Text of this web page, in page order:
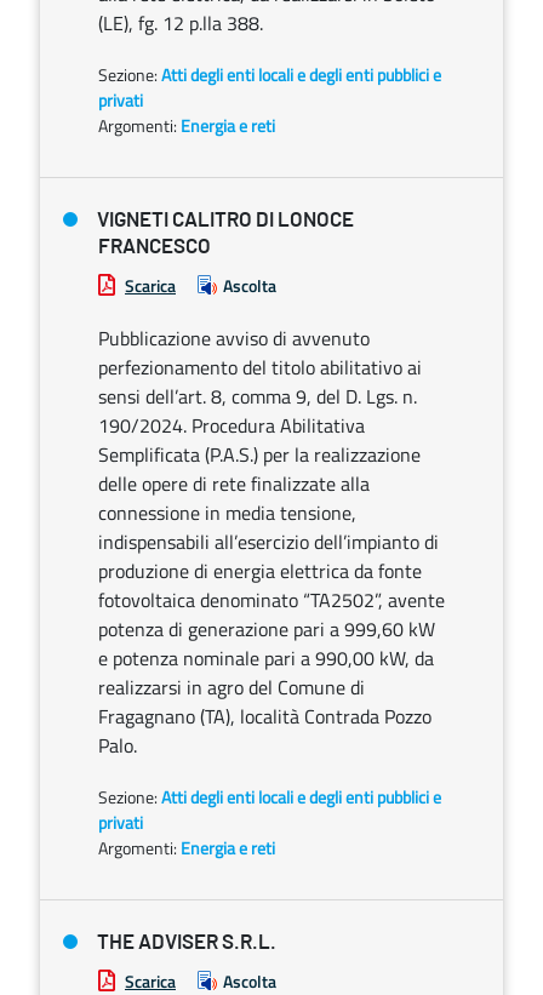
(LE), fg. 12 p.lla 388.
Sezione:Atti degli enti locali e degli enti pubblici e
privati
Argomenti: Energia e reti
VIGNETI CALITRO DI LONOCE
FRANCESCO
Scarica Ascolta
Pubblicazione avviso di avvenuto
perfezionamento del titolo abilitativo ai
sensi dell’art. 8, comma 9, del D. Lgs. n.
190/2024. Procedura Abilitativa
Semplificata (P.A.S.) per la realizzazione
delle opere di rete finalizzate alla
connessione in media tensione,
indispensabili all’esercizio dell’impianto di
produzione di energia elettrica da fonte
fotovoltaica denominato “TA2502”, avente
potenza di generazione pari a 999,60 kW
e potenza nominale pari a 990,00 kW, da
realizzarsi in agro del Comune di
Fragagnano (TA), località Contrada Pozzo
Palo.
Sezione:Atti degli enti locali e degli enti pubblici e
privati
Argomenti: Energia e reti
THE ADVISER S.R.L.
Scarica Ascolta